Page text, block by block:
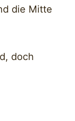
die Mitte
doch